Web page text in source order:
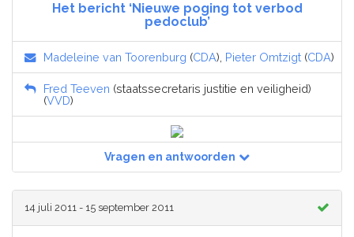
Het bericht ‘Nieuwe poging tot verbod
pedoclub’
Madeleine van Toorenburg (CDA), Pieter Omtzigt (CDA)
Fred Teeven (staatssecretaris justitie en veiligheid)
(VVD)
Vragen en antwoorden
14 juli 2011 - 15 september 2011